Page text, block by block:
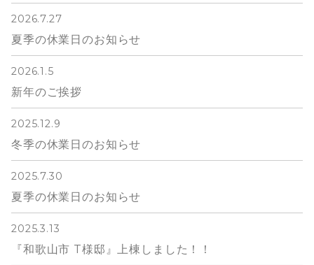
2026.7.27
夏季の休業日のお知らせ
2026.1.5
新年のご挨拶
2025.12.9
冬季の休業日のお知らせ
2025.7.30
夏季の休業日のお知らせ
2025.3.13
『和歌山市 T様邸』上棟しました！！